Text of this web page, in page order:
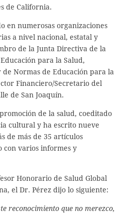
de California.
en numerosas organizaciones
a nivel nacional, estatal y
de la Junta Directiva de la
para la Salud,
de Normas de Educación para la
Financiero/Secretario del
de San Joaquín.
de la salud, coeditado
cultural y ha escrito nueve
de más de 35 artículos
con varios informes y
Honorario de Salud Global
el Dr. Pérez dijo lo siguiente:
reconocimiento que no merezco,